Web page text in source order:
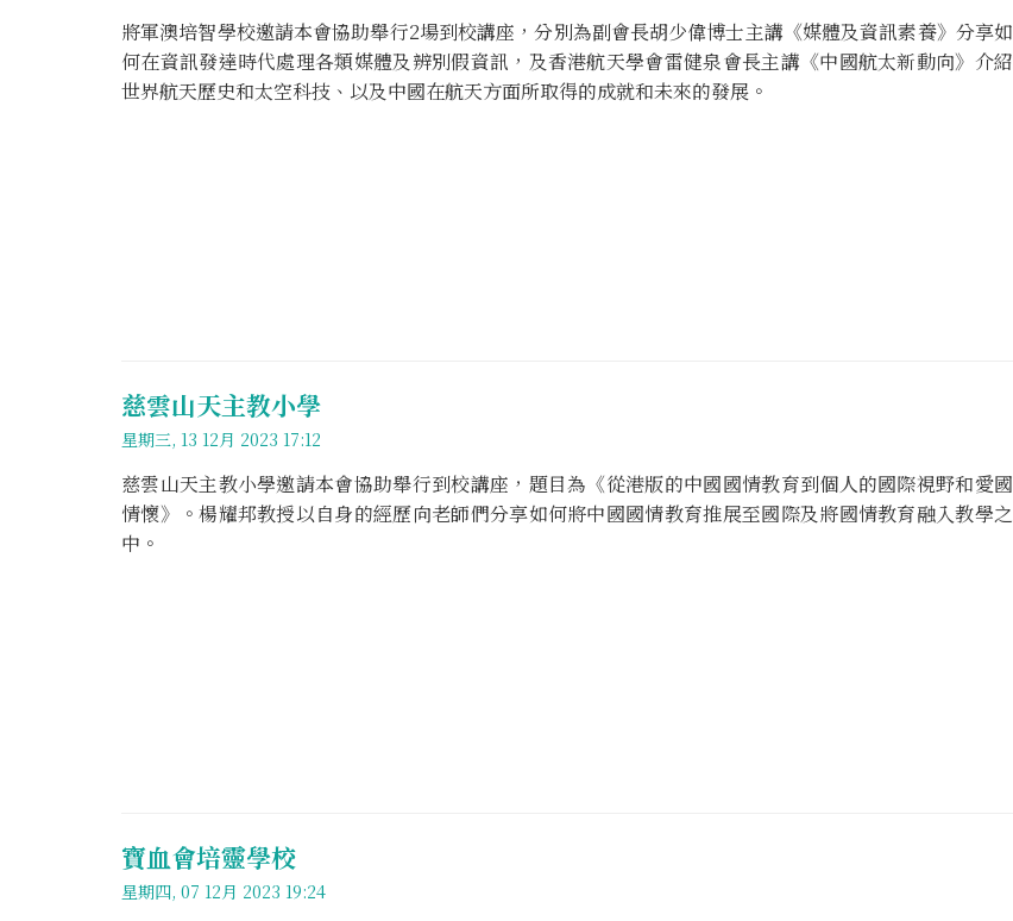
將軍澳培智學校邀請本會協助舉行2場到校講座，分別為副會長胡少偉博士主講《媒體及資訊素養》分享如
何在資訊發達時代處理各類媒體及辨別假資訊，及香港航天學會雷健泉會長主講《中國航太新動向》介紹
世界航天歷史和太空科技、以及中國在航天方面所取得的成就和未來的發展。
慈雲山天主教小學
星期三, 13 12月 2023 17:12
慈雲山天主教小學邀請本會協助舉行到校講座，題目為《從港版的中國國情教育到個人的國際視野和愛國
情懷》。楊耀邦教授以自身的經歷向老師們分享如何將中國國情教育推展至國際及將國情教育融入教學之
中。
寶血會培靈學校
星期四, 07 12月 2023 19:24